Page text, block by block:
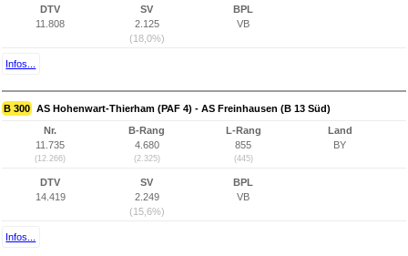
DTV
11.808
SV
2.125
(18,0%)
BPL
VB
Infos...
B 300 AS Hohenwart-Thierham (PAF 4) - AS Freinhausen (B 13 Süd)
Nr.
11.735
(12.266)
B-Rang
4.680
(2.325)
L-Rang
855
(445)
Land
BY
DTV
14.419
SV
2.249
(15,6%)
BPL
VB
Infos...